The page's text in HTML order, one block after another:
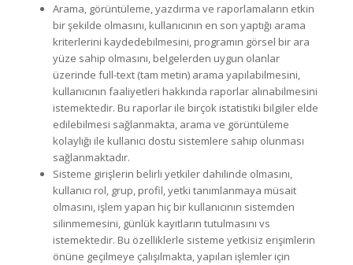
Arama, görüntüleme, yazdırma ve raporlamaların etkin
bir şekilde olmasını, kullanıcının en son yaptığı arama
kriterlerini kaydedebilmesini, programın görsel bir ara
yüze sahip olmasını, belgelerden uygun olanlar
üzerinde full-text (tam metin) arama yapılabilmesini,
kullanıcının faaliyetleri hakkında raporlar alınabilmesini
istemektedir. Bu raporlar ile birçok istatistiki bilgiler elde
edilebilmesi sağlanmakta, arama ve görüntüleme
kolaylığı ile kullanıcı dostu sistemlere sahip olunması
sağlanmaktadır.
Sisteme girişlerin belirli yetkiler dahilinde olmasını,
kullanıcı rol, grup, profil, yetki tanımlanmaya müsait
olmasını, işlem yapan hiç bir kullanıcının sistemden
silinmemesini, günlük kayıtların tutulmasını vs
istemektedir. Bu özelliklerle sisteme yetkisiz erişimlerin
önüne geçilmeye çalışılmakta, yapılan işlemler için